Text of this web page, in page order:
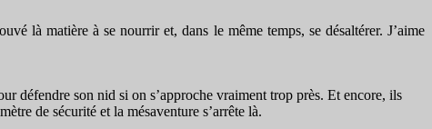
là matière à se nourrir et, dans le même temps, se désaltérer. J’aime
défendre son nid si on s’approche vraiment trop près. Et encore, ils
de sécurité et la mésaventure s’arrête là.